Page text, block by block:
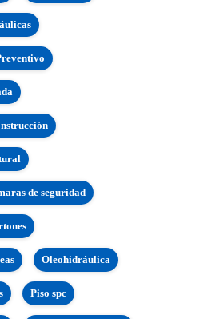
de seguridad
Oleohidráulica
Piso spc